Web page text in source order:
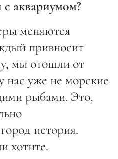
аквариумом?
меняются
привносит
мы отошли от
нас уже не морские
рыбами. Это,
история.
хотите.